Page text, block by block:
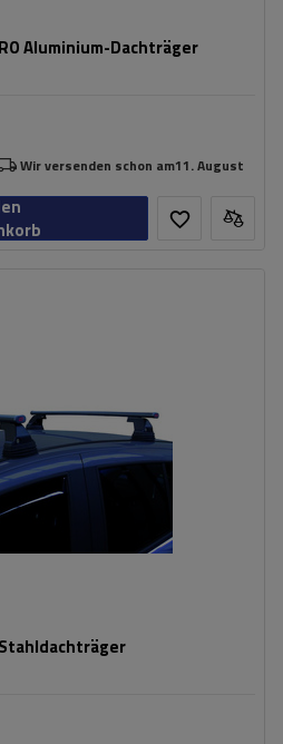
Aluminium-Dachträger
Wir versenden schon am11. August
Stahldachträger